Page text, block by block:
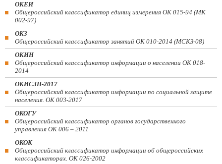
ОКЕИ
Общероссийский классификатор единиц измерения ОК 015-94 (МК
002-97)
ОКЗ
Общероссийский классификатор занятий ОК 010-2014 (МСКЗ-08)
ОКИН
Общероссийский классификатор информации о населении ОК 018-
2014
ОКИСЗН-2017
Общероссийский классификатор информации по социальной защите
населения. ОК 003-2017
ОКОГУ
Общероссийский классификатор органов государственного
управления ОК 006 – 2011
ОКОК
Общероссийский классификатор информации об общероссийских
классификаторах. ОК 026-2002